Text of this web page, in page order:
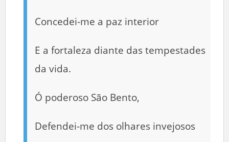
Concedei-me a paz interior
E a fortaleza diante das tempestades
da vida.
Ó poderoso São Bento,
Defendei-me dos olhares invejosos